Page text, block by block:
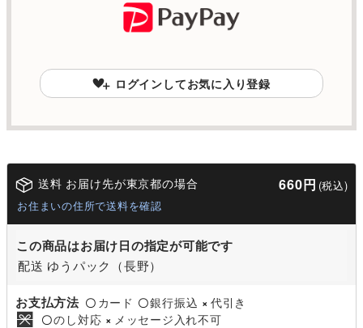
ログインしてお気に入り登録
送料 お届け先が東京都の場合 660円 (税込)
お住まいの住所で送料を確認
この商品はお届け日の指定が可能です
配送 ゆうパック（長野）
お支払方法 〇 カード 〇銀行振込 × 代引き
〇のし対応 × メッセージ入れ不可